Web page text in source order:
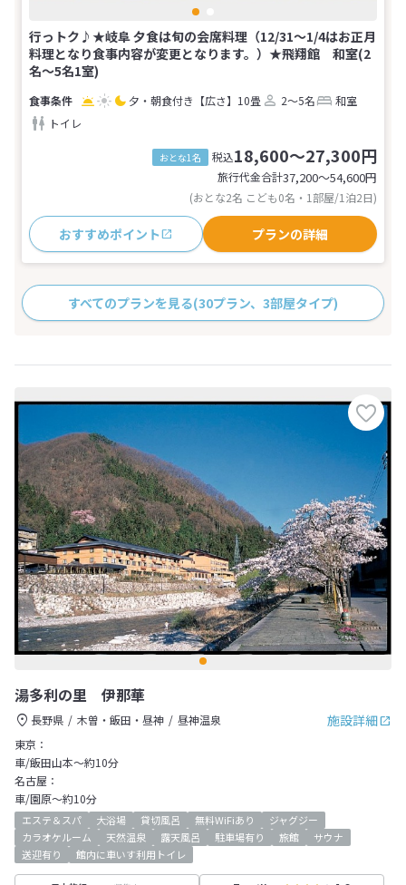
行っトク♪★岐阜 夕食は旬の会席料理（12/31～1/4はお正月
料理となり食事内容が変更となります。）★飛翔館 和室(2
名～5名1室)
夕・朝食付き 【広さ】10畳 2～5名
和室
トイレ
おとな1名 税込18,600～27,300円
旅行代金合計37,200〜54,600円
(おとな2名 こども0名・1部屋/1泊2日)
おすすめポイント プランの詳細
すべてのプランを見る(30プラン、3部屋タイプ)
湯多利の里 伊那華
施設詳細
長野県 木曽・飯田・昼神
昼神温泉
東京：
車/飯田山本～約10分
名古屋：
車/園原～約10分
エステ＆スパ 大浴場 貸切風呂 無料WiFiあり
ジャグジー
カラオケルーム
天然温泉 露天風呂 駐車場有り 旅館
サウナ
送迎有り
館内に車いす利用トイレ